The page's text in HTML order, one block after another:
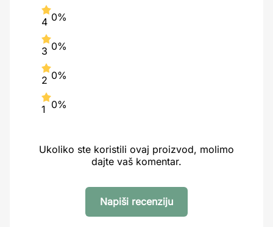
4 0%
3 0%
2 0%
1 0%
Ukoliko ste koristili ovaj proizvod, molimo
dajte vaš komentar.
Napiši recenziju